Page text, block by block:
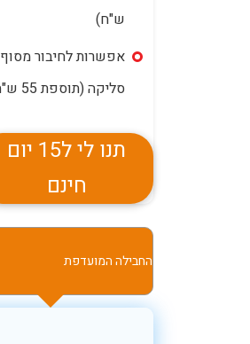
ש"ח)
אפשרות לחיבור מסוף
סליקה (תוספת 55 ש"ח)
תנו לי ל15 יום
חינם
החבילה המועדפת